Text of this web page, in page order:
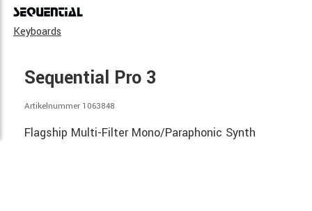
Keyboards
Sequential Pro 3
Artikelnummer 1063848
Flagship Multi-Filter Mono/Paraphonic Synth